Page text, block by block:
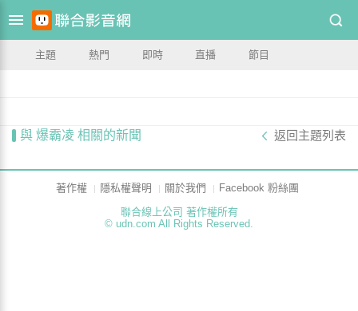
主題 熱門 即時 直播 節目
與 爆霸凌 相關的新聞 返回主題列表
著作權 隱私權聲明 關於我們
Facebook 粉絲團
聯合線上公司 著作權所有
© udn.com All Rights Reserved.